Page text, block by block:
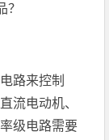
路来控制
流电动机、
级电路需要